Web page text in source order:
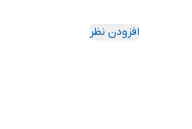
افزودن نظر